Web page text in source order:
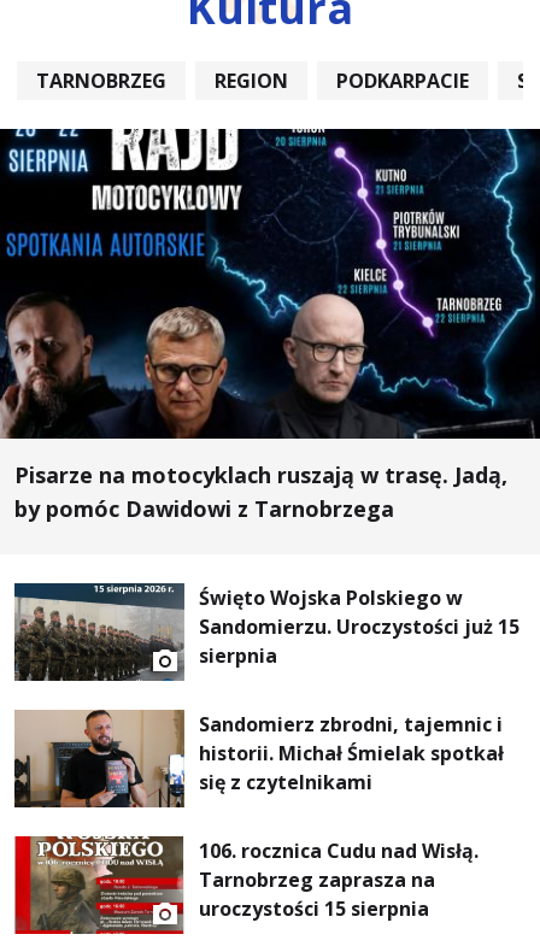
TARNOBRZEG REGION PODKARPACIE
Pisarze na motocyklach ruszają w trasę. Jadą,
by pomóc Dawidowi z Tarnobrzega
Święto Wojska Polskiego w
Sandomierzu. Uroczystości już 15
sierpnia
Sandomierz zbrodni, tajemnic i
historii. Michał Śmielak spotkał
się z czytelnikami
106. rocznica Cudu nad Wisłą.
Tarnobrzeg zaprasza na
uroczystości 15 sierpnia